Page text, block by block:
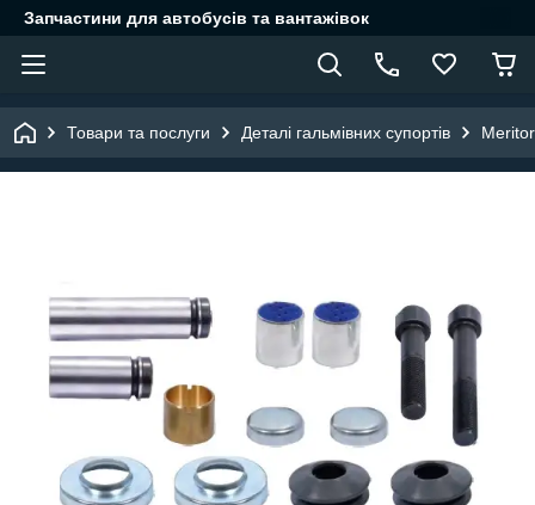
Запчастини для автобусів та вантажівок
Товари та послуги Деталі гальмівних супортів Meritor